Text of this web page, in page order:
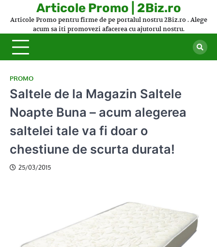
Articole Promo | 2Biz.ro
Articole Promo pentru firme de pe portalul nostru 2Biz.ro . Alege
acum sa iti promovezi afacerea cu ajutorul nostru.
PROMO
Saltele de la Magazin Saltele
Noapte Buna – acum alegerea
saltelei tale va fi doar o
chestiune de scurta durata!
25/03/2015